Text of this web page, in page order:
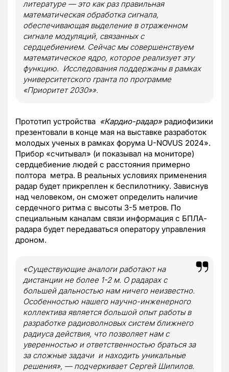
литературе — это как раз правильная
математическая обработка сигнала,
обеспечивающая выделение в отраженном
сигнале модуляций, связанных с
сердцебиением. Сейчас мы совершенствуем
математическое ядро, которое реализует эту
функцию. Исследования поддержаны в рамках
университетского гранта по программе
«Приоритет 2030»».
Прототип устройства «Кардио-радар» радиофизики
презентовали в конце мая на выставке разработок
молодых ученых в рамках форума U-NOVUS 2024».
Прибор «считывал» (и показывал на мониторе)
сердцебиение людей с расстояния примерно
полтора метра. В реальных условиях применения
радар будет прикреплен к беспилотнику. Зависнув
над человеком, он сможет определить наличие
сердечного ритма с высоты 3-5 метров. По
специальным каналам связи информация с БПЛА-
радара будет передаваться оператору управления
дроном.
«Существующие аналоги работают на
дистанции не более 1-2 м. О радарах с
большей дальностью нам ничего неизвестно.
Особенностью нашего научно-инженерного
коллектива является большой опыт работы в
разработке радиоволновых систем ближнего
радиуса действия, что позволяет нам с
уверенностью и ответственностью браться за
за сложные задачи и находить уникальные
решения», — подчеркивает Сергей Шипилов.